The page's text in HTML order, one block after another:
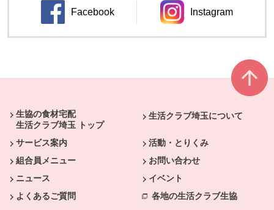
Facebook
別のウィンドウで開きます。
Instagram
別のウィンドウ
生協の食材宅配
生活クラブ埼玉 トップ
生活クラブ埼玉について
サービス案内
活動・とりくみ
組合員メニュー
お問い合わせ
ニュース
イベント
よくあるご質問
各地の生活クラブ生協